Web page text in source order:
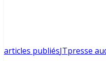
articles publiésJTpresse